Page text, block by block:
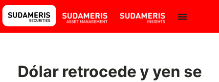
Dólar retrocede y yen se